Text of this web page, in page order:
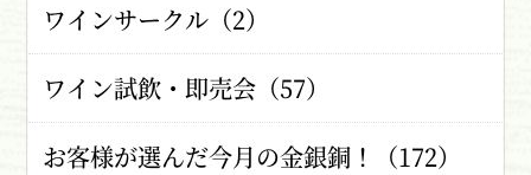
ワインサークル（2）
ワイン試飲・即売会（57）
お客様が選んだ今月の金銀銅！（172）